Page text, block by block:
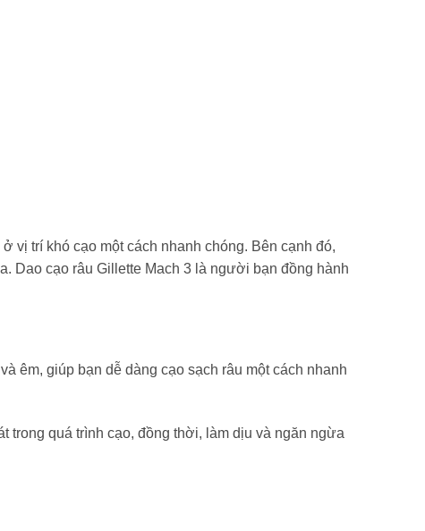
vị trí khó cạo một cách nhanh chóng. Bên cạnh đó,
Dao cạo râu Gillette Mach 3 là người bạn đồng hành
êm, giúp bạn dễ dàng cạo sạch râu một cách nhanh
trong quá trình cạo, đồng thời, làm dịu và ngăn ngừa